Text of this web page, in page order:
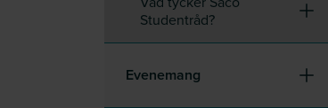
Studentråd?
Evenemang